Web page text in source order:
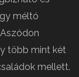
méltó
több mint két
mellett.